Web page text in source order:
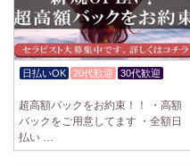
日払いOK 20代歓迎
30代歓迎
超高額バックをお約束！！ ・高額
バックをご用意してます ・全額日
払い …